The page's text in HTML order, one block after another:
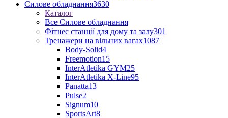
Силове обладнання3630
Каталог
Все Силове обладнання
Фітнес станції для дому та залу301
Тренажери на вільних вагах1087
Body-Solid4
Freemotion15
InterAtletika GYM25
InterAtletika X-Line95
Panatta13
Pulse2
Signum10
SportsArt8